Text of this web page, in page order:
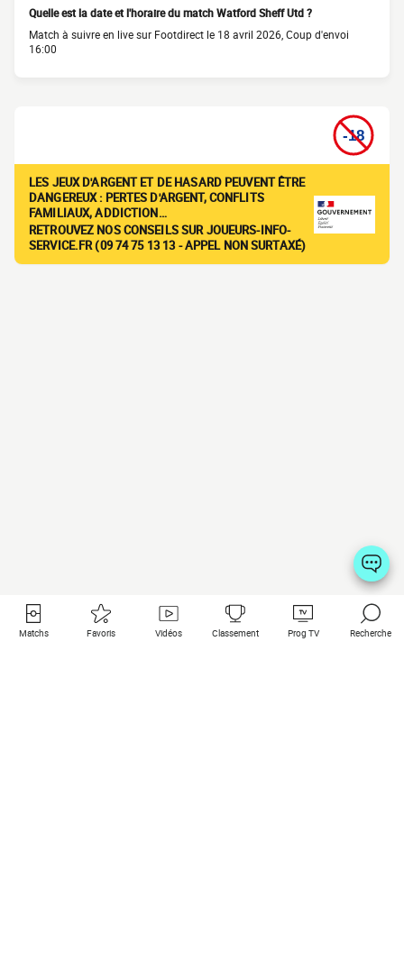
Quelle est la date et l'horaire du match Watford Sheff Utd ?
Match à suivre en live sur Footdirect le 18 avril 2026, Coup d'envoi
16:00
LES JEUX D'ARGENT ET DE HASARD PEUVENT ÊTRE
DANGEREUX : PERTES D'ARGENT, CONFLITS
FAMILIAUX, ADDICTION…
RETROUVEZ NOS CONSEILS SUR JOUEURS-INFO-
SERVICE.FR (09 74 75 13 13 - APPEL NON SURTAXÉ)
Matchs Favoris Vidéos Classement Prog TV Recherche